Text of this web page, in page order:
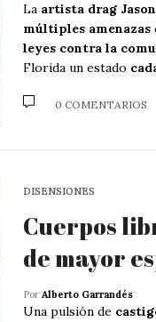
La artista drag
múltiples amenazas
leyes contra la
Florida un estado
0 COMENTARIOS
DISENSIONES
Cuerpos
de mayor
Por Alberto Garrandés
Una pulsión de